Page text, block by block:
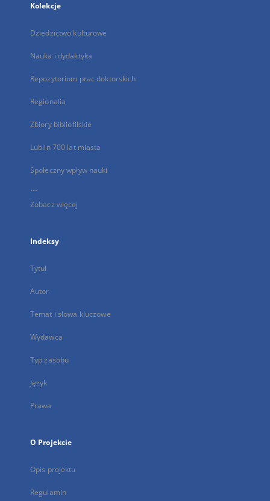
Kolekcje
Dziedzictwo kulturowe
Nauka i dydaktyka
Repozytorium prac doktorskich
Regionalia
Zbiory bibliofilskie
Lublin 700 lat miasta
Społeczny wpływ nauki
...
Zobacz więcej
Indeksy
Tytuł
Autor
Temat i słowa kluczowe
Wydawca
Typ zasobu
Język
Prawa
O Projekcie
Opis projektu
Regulamin